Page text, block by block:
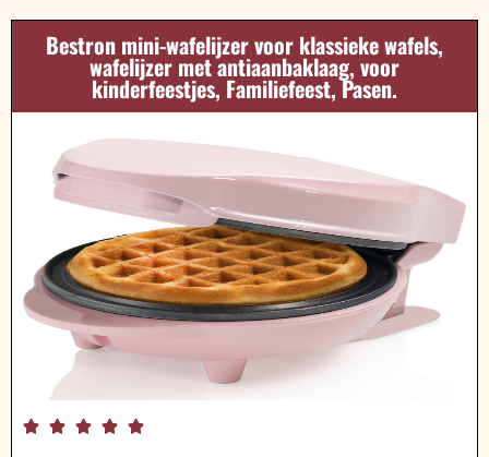
Bestron mini-wafelijzer voor klassieke wafels,
wafelijzer met antiaanbaklaag, voor
kinderfeestjes, Familiefeest, Pasen.
    